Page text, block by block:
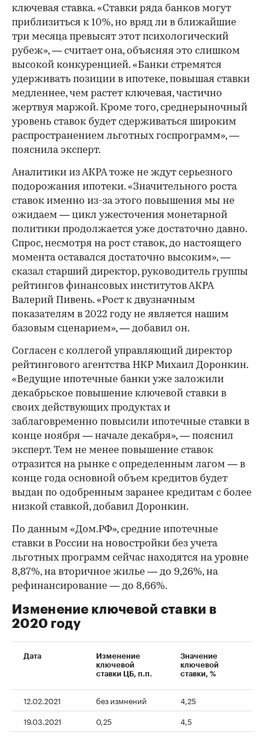
ключевая ставка. «Ставки ряда банков могут
приблизиться к 10%, но вряд ли в ближайшие
три месяца превысят этот психологический
рубеж», — считает она, объясняя это слишком
высокой конкуренцией. «Банки стремятся
удерживать позиции в ипотеке, повышая ставки
медленнее, чем растет ключевая, частично
жертвуя маржой. Кроме того, среднерыночный
уровень ставок будет сдерживаться широким
распространением льготных госпрограмм», —
пояснила эксперт.
Аналитики из АКРА тоже не ждут серьезного
подорожания ипотеки. «Значительного роста
ставок именно из-за этого повышения мы не
ожидаем — цикл ужесточения монетарной
политики продолжается уже достаточно давно.
Спрос, несмотря на рост ставок, до настоящего
момента оставался достаточно высоким», —
сказал старший директор, руководитель группы
рейтингов финансовых институтов АКРА
Валерий Пивень. «Рост к двузначным
показателям в 2022 году не является нашим
базовым сценарием», — добавил он.
Согласен с коллегой управляющий директор
рейтингового агентства НКР Михаил Доронкин.
«Ведущие ипотечные банки уже заложили
декабрьское повышение ключевой ставки в
своих действующих продуктах и
заблаговременно повысили ипотечные ставки в
конце ноября — начале декабря», — пояснил
эксперт. Тем не менее повышение ставок
отразится на рынке с определенным лагом — в
конце года основной объем кредитов будет
выдан по одобренным заранее кредитам с более
низкой ставкой, добавил Доронкин.
По данным «Дом.РФ», средние ипотечные
ставки в России на новостройки без учета
льготных программ сейчас находятся на уровне
8,87%, на вторичное жилье — до 9,26%, на
рефинансирование — до 8,66%.
Изменение ключевой ставки в
2020 году
Дата
Изменение
ключевой
ставки ЦБ, п.п.
Значение
ключевой
ставки, %
12.02.2021 без измнений
4,25
19.03.2021
0,25
4,5